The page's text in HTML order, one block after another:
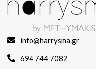
info@harrysma.gr
694 744 7082